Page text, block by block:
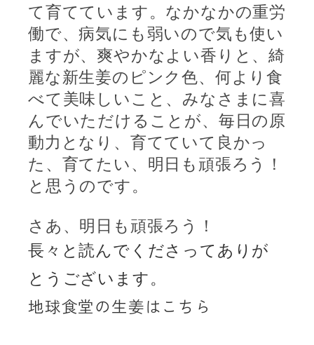
て育てています。なかなかの重労
働で、病気にも弱いので気も使い
ますが、爽やかなよい香りと、綺
麗な新生姜のピンク色、何より食
べて美味しいこと、みなさまに喜
んでいただけることが、毎日の原
動力となり、育てていて良かっ
た、育てたい、明日も頑張ろう！
と思うのです。
さあ、明日も頑張ろう！
長々と読んでくださってありが
とうございます。
地球食堂の生姜はこちら